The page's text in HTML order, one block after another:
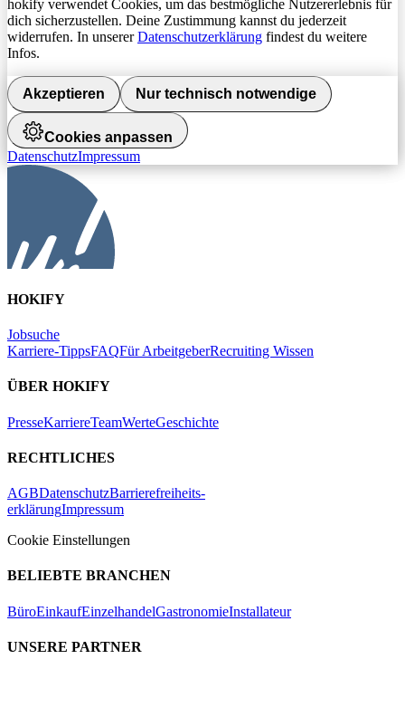
hokify verwendet Cookies, um das bestmögliche Nutzererlebnis für
dich sicherzustellen. Deine Zustimmung kannst du jederzeit
widerrufen. In unsererDatenschutzerklärung findest du weitere
Infos.
Akzeptieren Nur technisch notwendige
Cookies anpassen
DatenschutzImpressum
HOKIFY
Jobsuche
Karriere-TippsFAQFür ArbeitgeberRecruiting Wissen
ÜBER HOKIFY
PresseKarriereTeamWerteGeschichte
RECHTLICHES
AGBDatenschutzBarrierefreiheits-
erklärungImpressum
Cookie Einstellungen
BELIEBTE BRANCHEN
BüroEinkaufEinzelhandelGastronomieInstallateur
UNSERE PARTNER